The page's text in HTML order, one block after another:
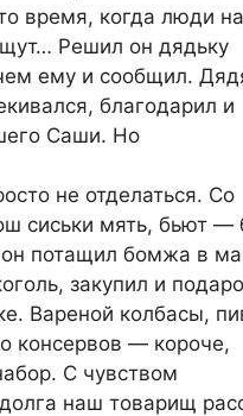
время, когда люди на
Решил он дядьку
ему и сообщил.
благодарил и
Саши. Но
не отделаться. Со
сиськи мять, бьют —
потащил бомжа в
закупил и
Вареной колбасы,
консервов — короче,
С чувством
наш товарищ